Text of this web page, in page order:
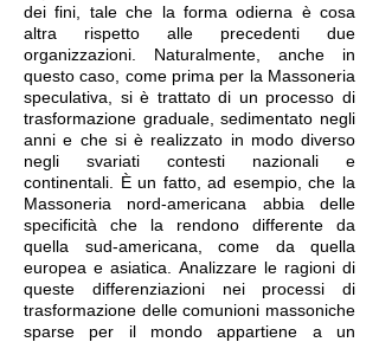
dei fini, tale che la forma odierna è cosa
altra rispetto alle precedenti due
organizzazioni. Naturalmente, anche in
questo caso, come prima per la Massoneria
speculativa, si è trattato di un processo di
trasformazione graduale, sedimentato negli
anni e che si è realizzato in modo diverso
negli svariati contesti nazionali e
continentali. È un fatto, ad esempio, che la
Massoneria nord-americana abbia delle
specificità che la rendono differente da
quella sud-americana, come da quella
europea e asiatica. Analizzare le ragioni di
queste differenziazioni nei processi di
trasformazione delle comunioni massoniche
sparse per il mondo appartiene a un